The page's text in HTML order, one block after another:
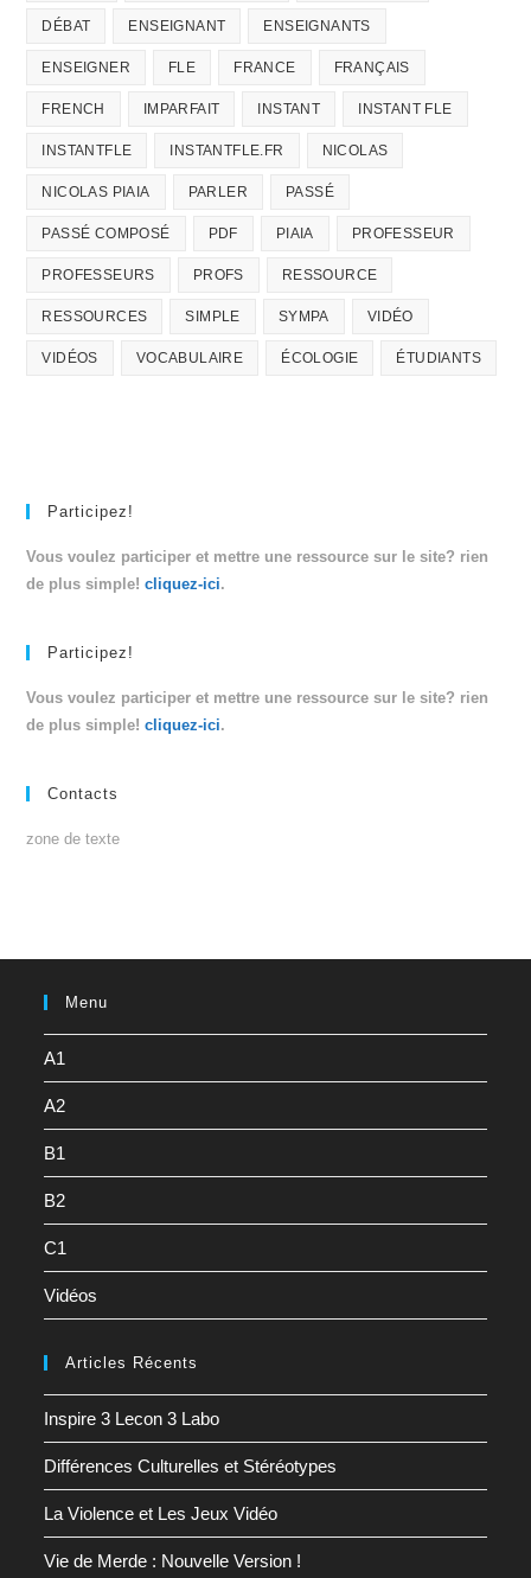
DÉBAT ENSEIGNANT ENSEIGNANTS
ENSEIGNER FLE FRANCE FRANÇAIS
FRENCH IMPARFAIT INSTANT INSTANT FLE
INSTANTFLE INSTANTFLE.FR NICOLAS
NICOLAS PIAIA PARLER PASSÉ
PASSÉ COMPOSÉ PDF PIAIA PROFESSEUR
PROFESSEURS PROFS RESSOURCE
RESSOURCES SIMPLE SYMPA VIDÉO
VIDÉOS VOCABULAIRE ÉCOLOGIE ÉTUDIANTS
Participez!
Vous voulez participer et mettre une ressource sur le site? rien
de plus simple!cliquez-ici.
Participez!
Vous voulez participer et mettre une ressource sur le site? rien
de plus simple!cliquez-ici.
Contacts
zone de texte
Menu
A1
A2
B1
B2
C1
Vidéos
Articles Récents
Inspire 3 Lecon 3 Labo
Différences Culturelles et Stéréotypes
La Violence et Les Jeux Vidéo
Vie de Merde : Nouvelle Version !